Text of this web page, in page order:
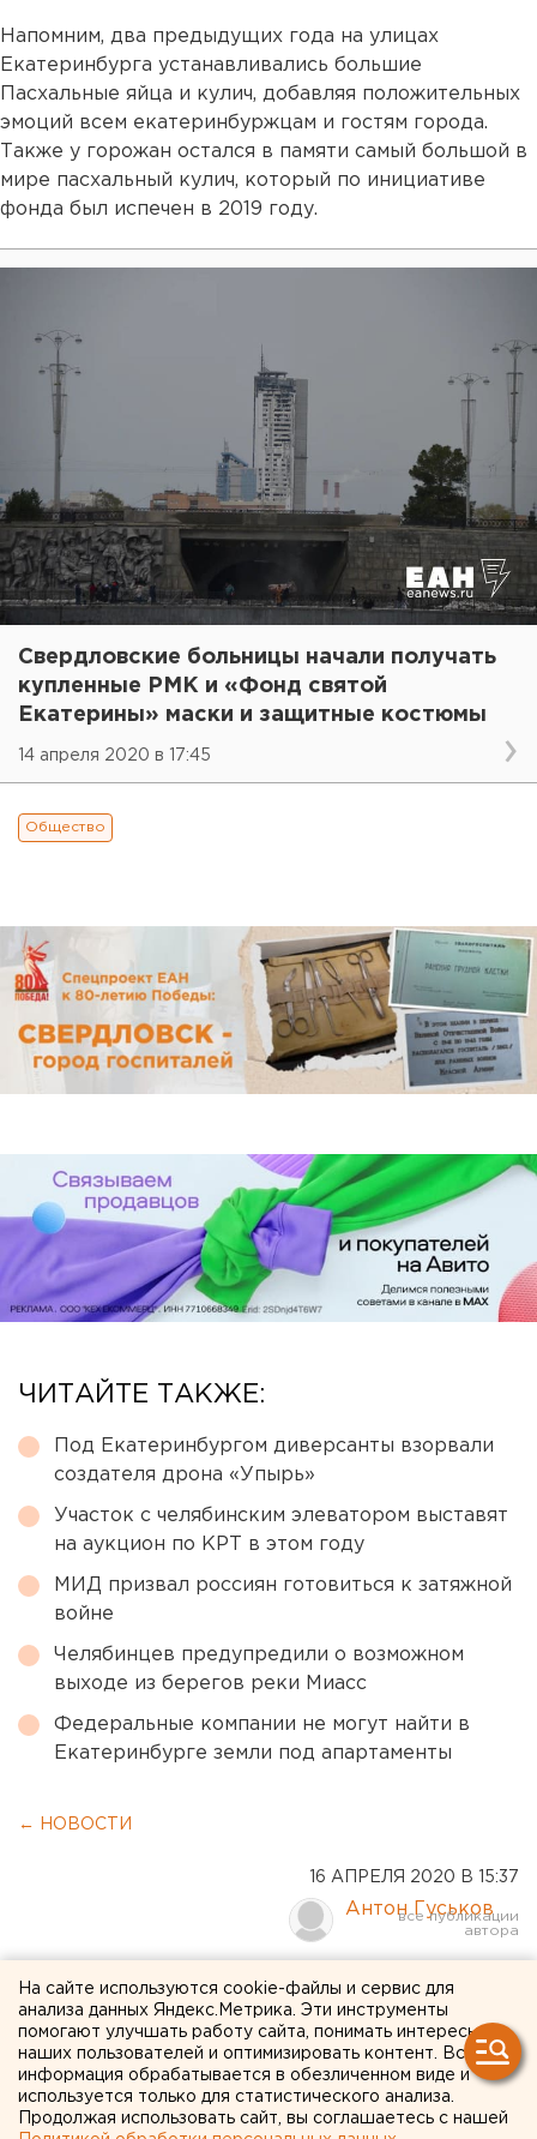
Напомним, два предыдущих года на улицах
Екатеринбурга устанавливались большие
Пасхальные яйца и кулич, добавляя положительных
эмоций всем екатеринбуржцам и гостям города.
Также у горожан остался в памяти самый большой в
мире пасхальный кулич, который по инициативе
фонда был испечен в 2019 году.
Свердловские больницы начали получать
купленные РМК и «Фонд святой
Екатерины» маски и защитные костюмы
14 апреля 2020 в 17:45
Общество
ЧИТАЙТЕ ТАКЖЕ:
Под Екатеринбургом диверсанты взорвали
создателя дрона «Упырь»
Участок с челябинским элеватором выставят
на аукцион по КРТ в этом году
МИД призвал россиян готовиться к затяжной
войне
Челябинцев предупредили о возможном
выходе из берегов реки Миасс
Федеральные компании не могут найти в
Екатеринбурге земли под апартаменты
← НОВОСТИ
16 АПРЕЛЯ 2020 В 15:37
Антон Гуськов
«По сути просто бабки
имеют с людей!» Жители
Екатеринбурга
высказались об
На сайте используются cookie-файлы и сервис для
анализа данных Яндекс.Метрика. Эти инструменты
помогают улучшать работу сайта, понимать интересы
наших пользователей и оптимизировать контент. Вся
информация обрабатывается в обезличенном виде и
используется только для статистического анализа.
Продолжая использовать сайт, вы соглашаетесь с нашей